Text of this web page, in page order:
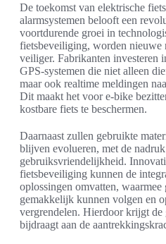
De toekomst van elektrische
alarmsystemen belooft een
voortdurende groei in
fietsbeveiliging, worden nieuwe
veiliger. Fabrikanten investeren
GPS-systemen die niet alleen
maar ook realtime meldingen
Dit maakt het voor e-bike
kostbare fiets te beschermen.
Daarnaast zullen gebruikte
blijven evolueren, met de
gebruiksvriendelijkheid.
fietsbeveiliging kunnen de
oplossingen omvatten,
gemakkelijk kunnen volgen en
vergrendelen. Hierdoor krijgt
bijdraagt aan de